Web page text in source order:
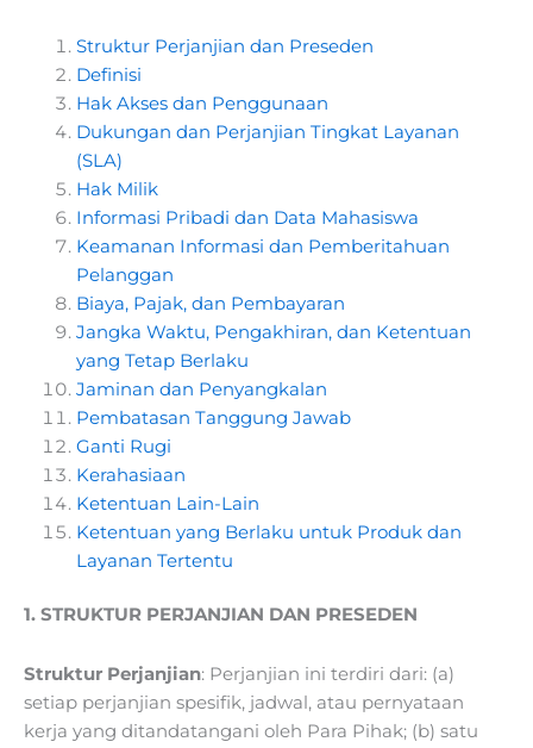
Struktur Perjanjian dan Preseden
Definisi
Hak Akses dan Penggunaan
Dukungan dan Perjanjian Tingkat Layanan
(SLA)
Hak Milik
Informasi Pribadi dan Data Mahasiswa
Keamanan Informasi dan Pemberitahuan
Pelanggan
Biaya, Pajak, dan Pembayaran
Jangka Waktu, Pengakhiran, dan Ketentuan
yang Tetap Berlaku
Jaminan dan Penyangkalan
Pembatasan Tanggung Jawab
Ganti Rugi
Kerahasiaan
Ketentuan Lain-Lain
Ketentuan yang Berlaku untuk Produk dan
Layanan Tertentu
1. STRUKTUR PERJANJIAN DAN PRESEDEN
Struktur Perjanjian: Perjanjian ini terdiri dari: (a)
setiap perjanjian spesifik, jadwal, atau pernyataan
kerja yang ditandatangani oleh Para Pihak; (b) satu